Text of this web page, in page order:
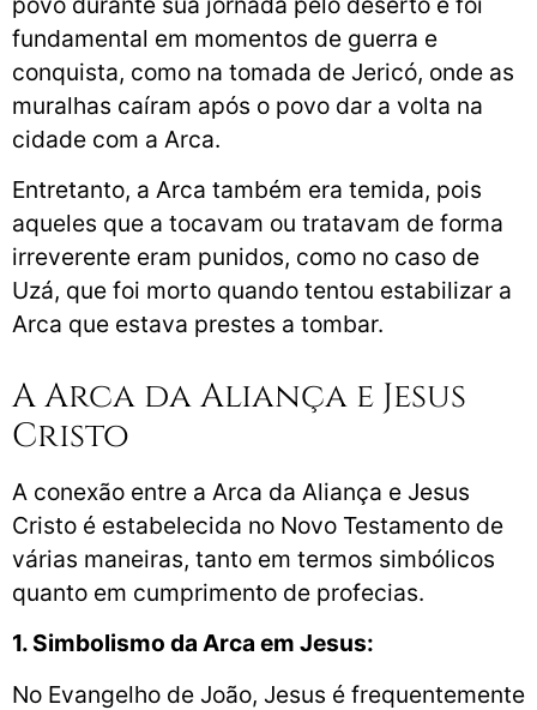
fundamental em momentos de guerra e
conquista, como na tomada de Jericó, onde as
muralhas caíram após o povo dar a volta na
cidade com a Arca.
Entretanto, a Arca também era temida, pois
aqueles que a tocavam ou tratavam de forma
irreverente eram punidos, como no caso de
Uzá, que foi morto quando tentou estabilizar a
Arca que estava prestes a tombar.
A Arca da Aliança e Jesus
Cristo
A conexão entre a Arca da Aliança e Jesus
Cristo é estabelecida no Novo Testamento de
várias maneiras, tanto em termos simbólicos
quanto em cumprimento de profecias.
1. Simbolismo da Arca em Jesus:
No Evangelho de João, Jesus é frequentemente